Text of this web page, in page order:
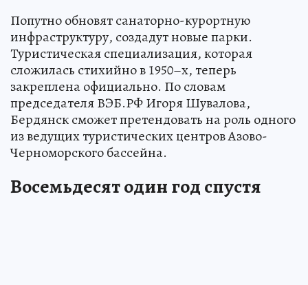
Попутно обновят санаторно-курортную
инфраструктуру, создадут новые парки.
Туристическая специализация, которая
сложилась стихийно в 1950–х, теперь
закреплена официально. По словам
председателя ВЭБ.РФ Игоря Шувалова,
Бердянск сможет претендовать на роль одного
из ведущих туристических центров Азово-
Черноморского бассейна.
Восемьдесят один год спустя